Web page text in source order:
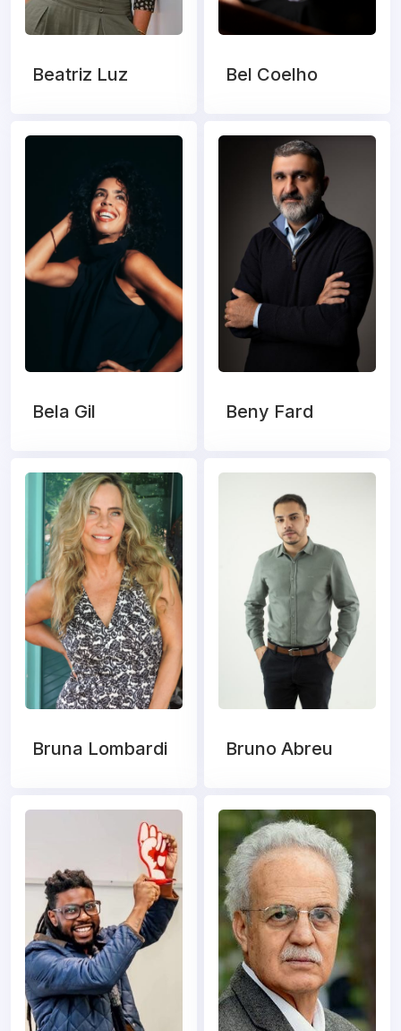
Beatriz Luz Bel Coelho
Bela Gil Beny Fard
Bruna Lombardi Bruno Abreu